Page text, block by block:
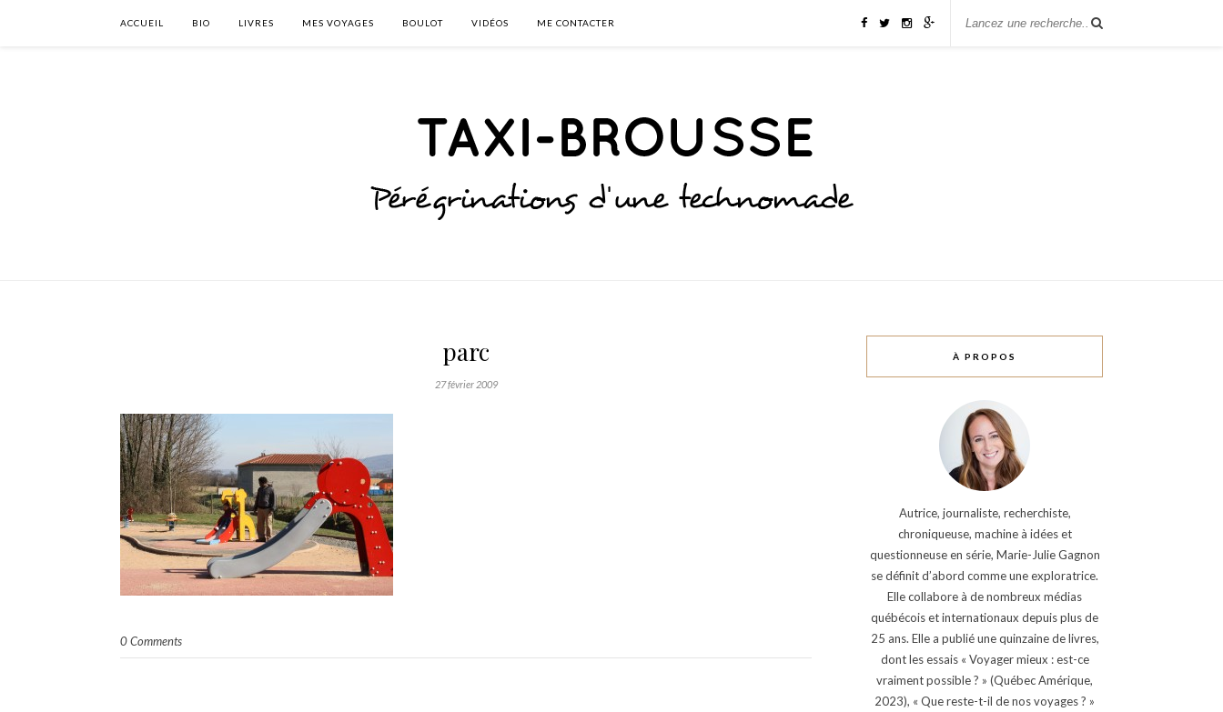
ACCUEIL BIO LIVRES MES VOYAGES BOULOT VIDÉOS ME CONTACTER
parc
27 février 2009
0 Comments
À PROPOS
Autrice, journaliste, recherchiste,
chroniqueuse, machine à idées et
questionneuse en série, Marie-Julie Gagnon
se définit d’abord comme une exploratrice.
Elle collabore à de nombreux médias
québécois et internationaux depuis plus de
25 ans. Elle a publié une quinzaine de livres,
dont les essais « Voyager mieux : est-ce
vraiment possible ? » (Québec Amérique,
2023), « Que reste-t-il de nos voyages ? »